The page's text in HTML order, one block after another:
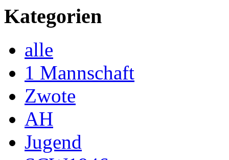
Kategorien
alle
1 Mannschaft
Zwote
AH
Jugend